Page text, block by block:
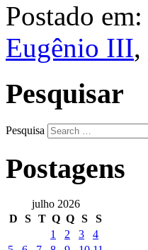
Postado em:
Eugênio III,
Pesquisar
Pesquisa
Postagens
julho 2026
D
S T Q Q S
S
1
2 3
4